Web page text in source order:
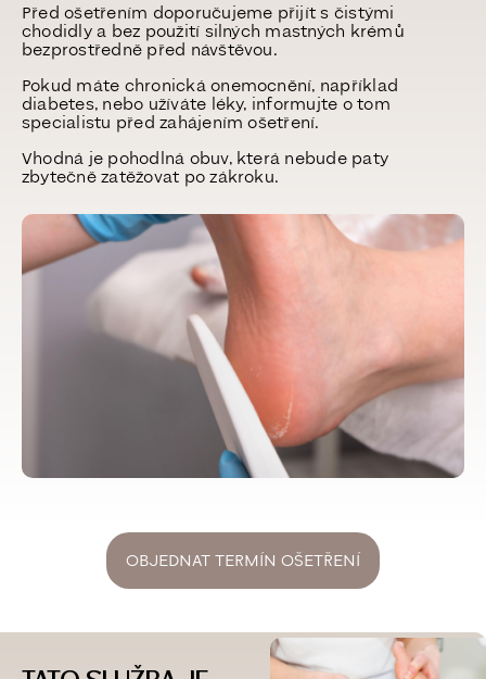
Před ošetřením doporučujeme přijít s čistými
chodidly a bez použití silných mastných krémů
bezprostředně před návštěvou.
Pokud máte chronická onemocnění, například
diabetes, nebo užíváte léky, informujte o tom
specialistu před zahájením ošetření.
Vhodná je pohodlná obuv, která nebude paty
zbytečně zatěžovat po zákroku.
OBJEDNAT TERMÍN OŠETŘENÍ